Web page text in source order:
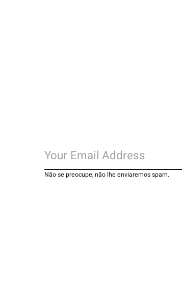
Não se preocupe, não lhe enviaremos spam.